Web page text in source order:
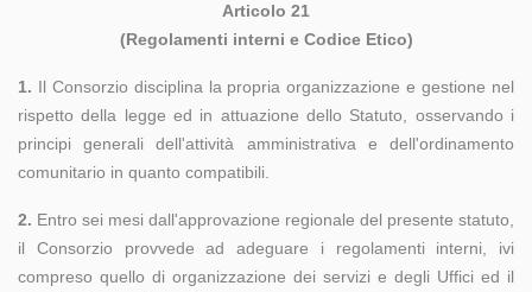
Articolo 21
(Regolamenti interni e Codice Etico)
1. Il Consorzio disciplina la propria organizzazione e gestione nel
rispetto della legge ed in attuazione dello Statuto, osservando i
principi generali dell'attività amministrativa e dell'ordinamento
comunitario in quanto compatibili.
2. Entro sei mesi dall'approvazione regionale del presente statuto,
il Consorzio provvede ad adeguare i regolamenti interni, ivi
compreso quello di organizzazione dei servizi e degli Uffici ed il